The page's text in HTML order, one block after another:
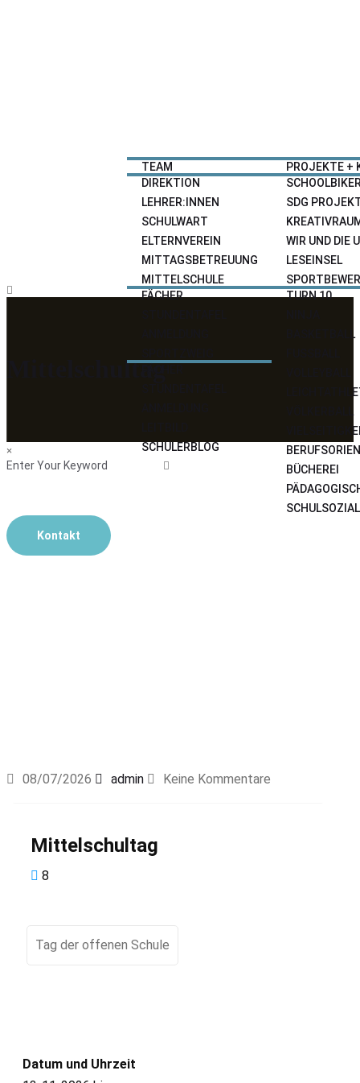
TEAM
DIREKTION
LEHRER:INNEN
SCHULWART
ELTERNVEREIN
MITTAGSBETREUUNG
MITTELSCHULE
FÄCHER
SCHÜLERBLOG
PROJEKTE +
SDG
WIR UND DIE
LESEINSEL
TURN 10
BASKETBALL
BÜCHEREI
Kontakt
Mittelschultag
×
08/07/2026 admin Keine Kommentare
Mittelschultag
8
Tag der offenen Schule
Datum und Uhrzeit